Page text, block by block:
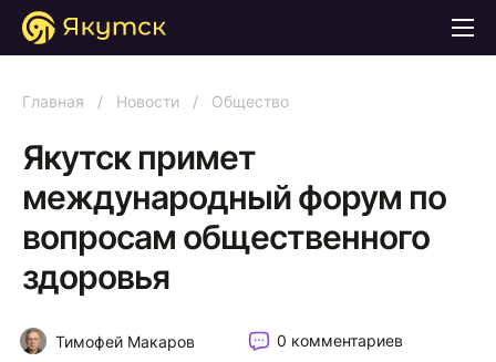
Главная / Новости / Общество
Якутск примет
международный форум по
вопросам общественного
здоровья
Тимофей Макаров 0 комментариев